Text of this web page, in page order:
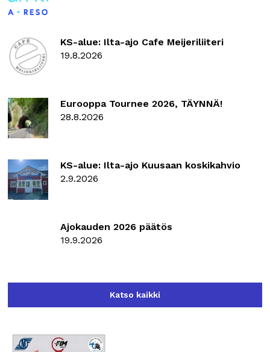
KS-alue: Ilta-ajo Cafe Meijeriliiteri
19.8.2026
Eurooppa Tournee 2026, TÄYNNÄ!
28.8.2026
KS-alue: Ilta-ajo Kuusaan koskikahvio
2.9.2026
Ajokauden 2026 päätös
19.9.2026
Katso kaikki